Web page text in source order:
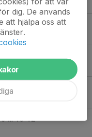
19/6
kl 10-12
dig. De används
att hjälpa oss att